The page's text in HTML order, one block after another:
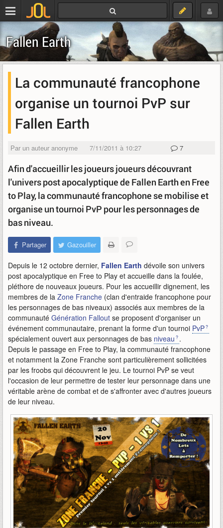
Fallen Earth
La communauté francophone
organise un tournoi PvP sur
Fallen Earth
Par un auteur anonyme 7/11/2011 à 10:27 7
Afin d'accueillir les joueurs joueurs découvrant
l'univers post apocalyptique de Fallen Earth en Free
to Play, la communauté francophone se mobilise et
organise un tournoi PvP pour les personnages de
bas niveau.
Partager Gazouiller
Depuis le 12 octobre dernier, Fallen Earth dévoile son univers
post apocalyptique en Free to Play et accueille dans la foulée,
pléthore de nouveaux joueurs. Pour les accueillir dignement, les
membres de la Zone Franche (clan d'entraide francophone pour
les personnages de bas niveaux) associés aux membres de la
communauté Génération Fallout se proposent d'organiser un
événement communautaire, prenant la forme d'un tournoi PvP
spécialement ouvert aux personnages de bas niveau .
Depuis le passage en Free to Play, la communauté francophone
et notamment la Zone Franche sont particulièrement sollicitées
par les froobs qui découvrent le jeu. Le tournoi PvP se veut
l'occasion de leur permettre de tester leur personnage dans une
véritable arène de combat et de s'affronter avec d'autres joueurs
de leur niveau.